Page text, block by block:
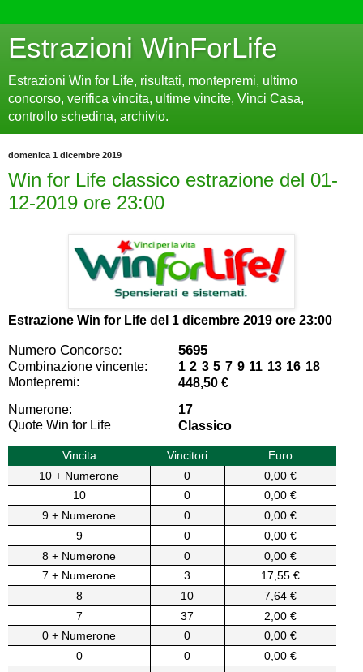
Estrazioni WinForLife
Estrazioni Win for Life, risultati, montepremi, ultimo
concorso, verifica vincita, ultime vincite, Vinci Casa,
controllo schedina, archivio.
domenica 1 dicembre 2019
Win for Life classico estrazione del 01-
12-2019 ore 23:00
Estrazione Win for Life del 1 dicembre 2019 ore 23:00
Numero Concorso: 5695
Combinazione vincente:
1 2 3 5 7 9 11 13 16 18
Montepremi:
448,50 €
Numerone:
17
Quote Win for Life
Classico
Vincita Vincitori
Euro
10 + Numerone
0
0,00 €
10
0
0,00 €
9 + Numerone
0
0,00 €
9
0
0,00 €
8 + Numerone
0
0,00 €
7 + Numerone
3
17,55 €
8
10
7,64 €
7
37
2,00 €
0 + Numerone
0
0,00 €
0
0
0,00 €